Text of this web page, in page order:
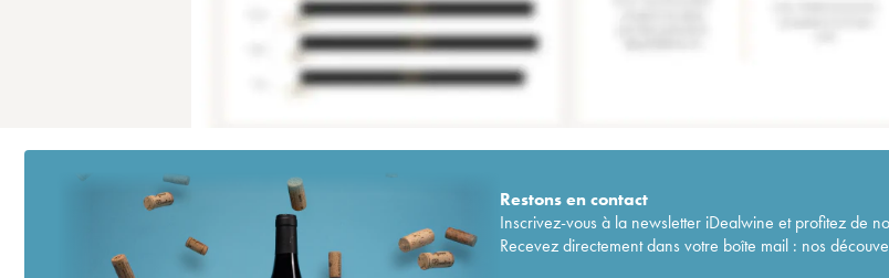
Restons encontact
Inscrivez-vous à la newsletter iDealwine et profitez de
Recevez directement dans votre boîte mail : nos